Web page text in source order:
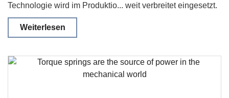
Technologie wird im Produktio... weit verbreitet eingesetzt.
Weiterlesen